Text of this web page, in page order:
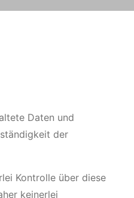
Daten und
der
Kontrolle über diese
keinerlei